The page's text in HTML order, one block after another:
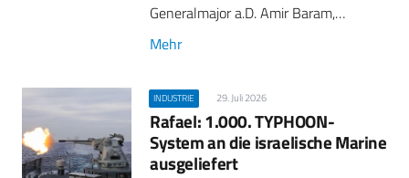
Generalmajor a.D. Amir Baram,…
Mehr
INDUSTRIE 29. Juli 2026
Rafael: 1.000. TYPHOON-
System an die israelische Marine
ausgeliefert